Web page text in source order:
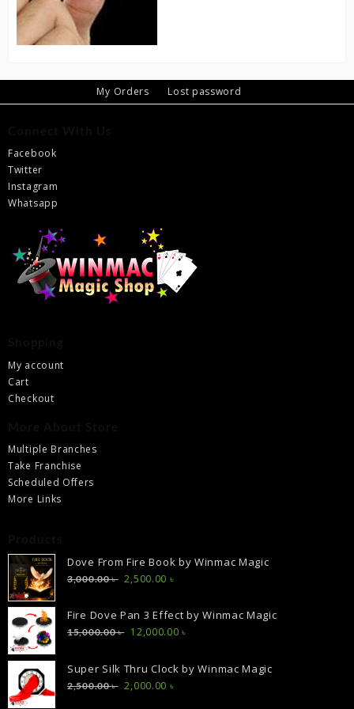
My Orders Lost password
Facebook
Twitter
Instagram
Whatsapp
My account
Cart
Checkout
Multiple Branches
Take Franchise
Scheduled Offers
More Links
Dove From Fire Book by Winmac Magic
3,000.00৳ Original
was:
3,000.00 ৳ .
2,500.00 ৳
is:
2,500.00 ৳ .
Fire Dove Pan 3 Effect by Winmac Magic
15,000.00৳ Original
was:
15,000.00 ৳ .
12,000.00৳
is:
Super Silk Thru Clock by Winmac Magic
2,500.00৳ Original
2,000.00 ৳